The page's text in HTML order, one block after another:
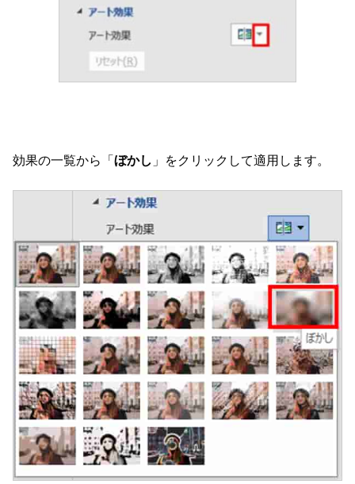
効果の一覧から「 ぼかし 」をクリックして適用します。